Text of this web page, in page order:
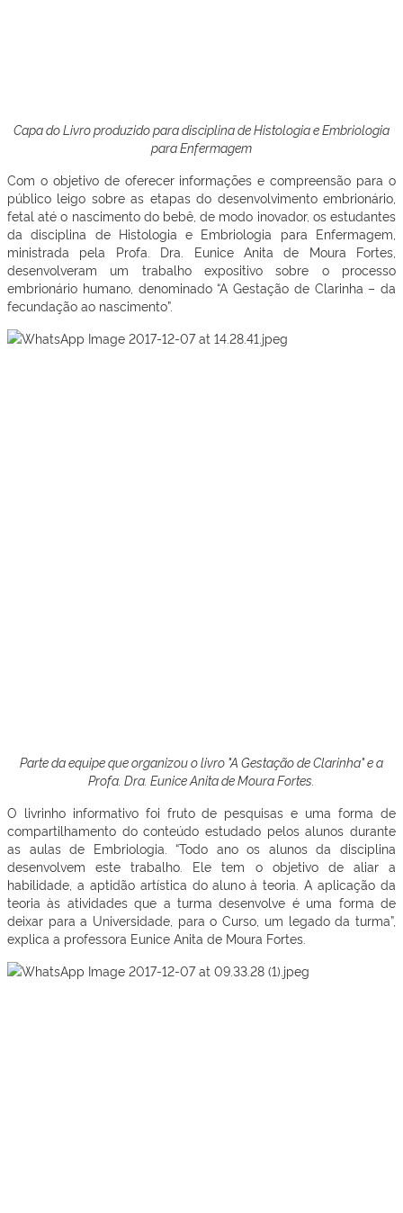
Capa do Livro produzido para disciplina de Histologia e Embriologia
para Enfermagem
Com o objetivo de oferecer informações e compreensão para o
público leigo sobre as etapas do desenvolvimento embrionário,
fetal até o nascimento do bebê, de modo inovador, os estudantes
da disciplina de Histologia e Embriologia para Enfermagem,
ministrada pela Profa. Dra. Eunice Anita de Moura Fortes,
desenvolveram um trabalho expositivo sobre o processo
embrionário humano, denominado “A Gestação de Clarinha – da
fecundação ao nascimento”.
Parte da equipe que organizou o livro "A Gestação de Clarinha" e a
Profa. Dra. Eunice Anita de Moura Fortes.
O livrinho informativo foi fruto de pesquisas e uma forma de
compartilhamento do conteúdo estudado pelos alunos durante
as aulas de Embriologia. “Todo ano os alunos da disciplina
desenvolvem este trabalho. Ele tem o objetivo de aliar a
habilidade, a aptidão artística do aluno à teoria. A aplicação da
teoria às atividades que a turma desenvolve é uma forma de
deixar para a Universidade, para o Curso, um legado da turma”,
explica a professora Eunice Anita de Moura Fortes.